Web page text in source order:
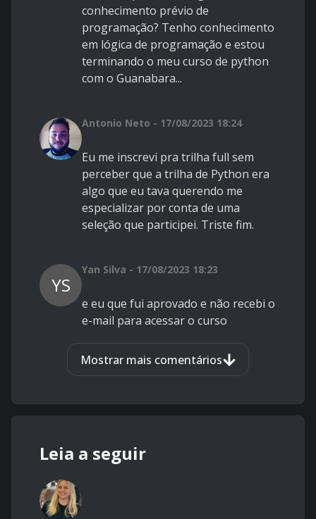
conhecimento prévio de
programação? Tenho conhecimento
em lógica de programação e estou
terminando o meu curso de python
com o Guanabara...
Antonio Neto - 17/08/2023 18:24
Eu me inscrevi pra trilha full sem
perceber que a trilha de Python era
algo que eu tava querendo me
especializar por conta de uma
seleção que participei. Triste fim.
YS
Yan Silva - 17/08/2023 18:23
e eu que fui aprovado e não recebi o
e-mail para acessar o curso
Mostrar mais comentários
Leia a seguir